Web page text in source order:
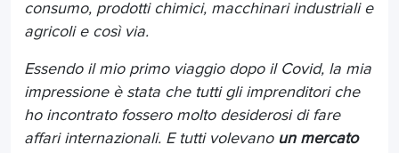
consumo, prodotti chimici, macchinari industriali e
agricoli e così via.
Essendo il mio primo viaggio dopo il Covid, la mia
impressione è stata che tutti gli imprenditori che
ho incontrato fossero molto desiderosi di fare
affari internazionali. E tutti volevano un mercato